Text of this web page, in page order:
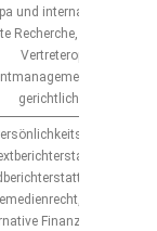
und international,
Recherche,
Vertreteroptimierung,
gerichtliche Verfahren
Recht
Recht